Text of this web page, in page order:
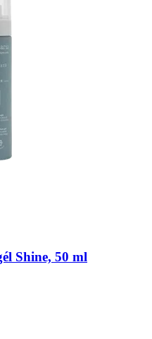
Shine, 50 ml